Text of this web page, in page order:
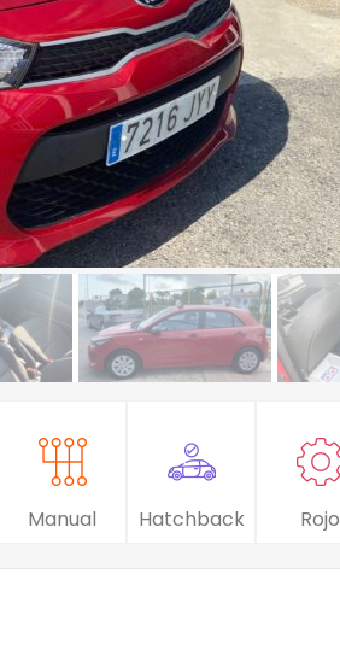
Manual Hatchback Rojo